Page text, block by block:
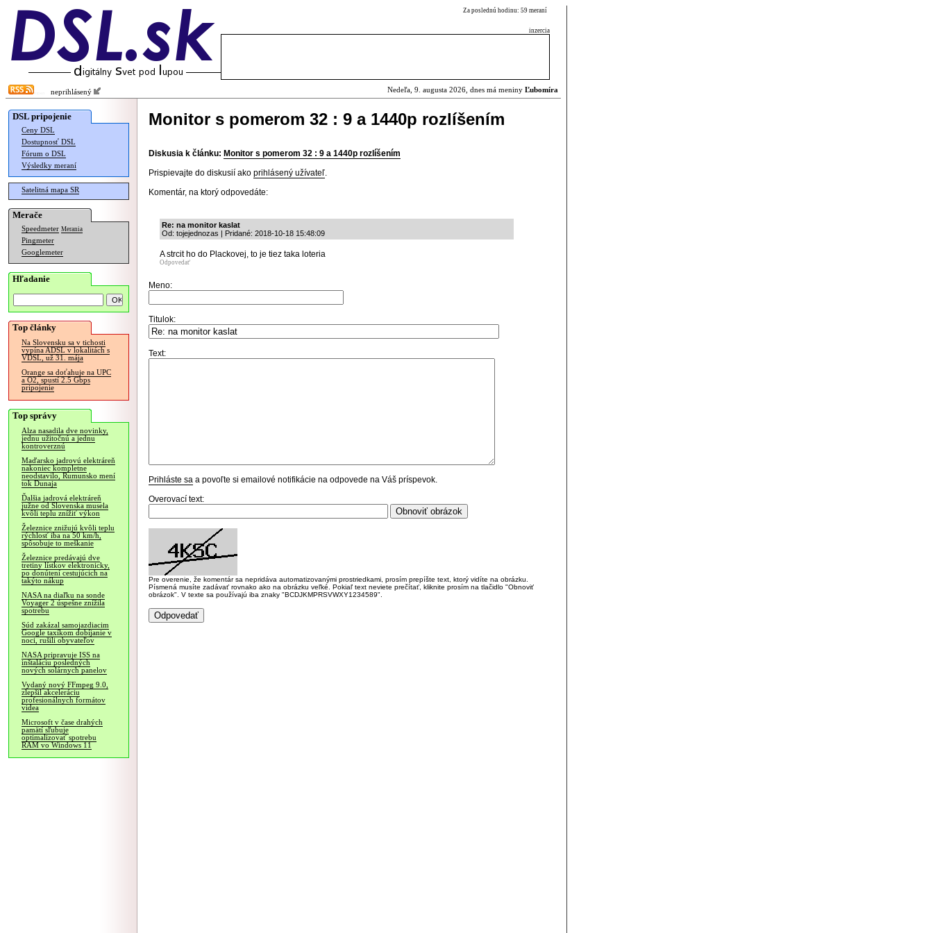
Za poslednú hodinu: 59 meraní
inzercia
neprihlásený Nedeľa, 9. augusta 2026, dnes má meniny Ľubomíra
DSL pripojenie
Ceny DSL
Dostupnosť DSL
Fórum o DSL
Výsledky meraní
Satelitná mapa SR
Merače
Speedmeter Merania
Pingmeter
Googlemeter
Hľadanie
Top články
Na Slovensku sa v tichosti
vypína ADSL v lokalitách s
VDSL, už 31. mája
Orange sa doťahuje na UPC
a O2, spustí 2.5 Gbps
pripojenie
Top správy
Alza nasadila dve novinky,
jednu užitočnú a jednu
kontroverznú
Maďarsko jadrovú elektráreň
nakoniec kompletne
neodstavilo, Rumunsko mení
tok Dunaja
Ďalšia jadrová elektráreň
južne od Slovenska musela
kvôli teplu znížiť výkon
Železnice znižujú kvôli teplu
rýchlosť iba na 50 km/h,
spôsobuje to meškanie
Železnice predávajú dve
tretiny lístkov elektronicky,
po donútení cestujúcich na
takýto nákup
NASA na diaľku na sonde
Voyager 2 úspešne znížila
spotrebu
Súd zakázal samojazdiacim
Google taxíkom dobíjanie v
noci, rušili obyvateľov
NASA pripravuje ISS na
inštaláciu posledných
nových solárnych panelov
Vydaný nový FFmpeg 9.0,
zlepšil akceleráciu
profesionálnych formátov
videa
Microsoft v čase drahých
pamätí sľubuje
optimalizovať spotrebu
RAM vo Windows 11
Monitor s pomerom 32 : 9 a 1440p rozlíšením
Diskusia k článku: Monitor s pomerom 32 : 9 a 1440p rozlíšením
Prispievajte do diskusií ako prihlásený užívateľ.
Komentár, na ktorý odpovedáte:
Re: na monitor kaslat
Od: tojejednozas | Pridané: 2018-10-18 15:48:09
A strcit ho do Plackovej, to je tiez taka loteria
Odpovedať
Meno:
Titulok:
Text:
Prihláste sa a povoľte si emailové notifikácie na odpovede na Váš príspevok.
Overovací text:
Pre overenie, že komentár sa nepridáva automatizovanými prostriedkami, prosím prepíšte text, ktorý vidíte na obrázku.
Písmená musíte zadávať rovnako ako na obrázku veľké. Pokiaľ text neviete prečítať, kliknite prosím na tlačidlo "Obnoviť
obrázok". V texte sa používajú iba znaky "BCDJKMPRSVWXY1234589".